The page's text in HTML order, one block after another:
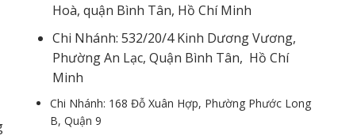
Hoà, quận Bình Tân, Hồ Chí Minh
Chi Nhánh: 532/20/4 Kinh Dương Vương,
Phường An Lạc, Quận Bình Tân, Hồ Chí
Minh
Chi Nhánh: 168 Đỗ Xuân Hợp, Phường Phước Long
B, Quận 9